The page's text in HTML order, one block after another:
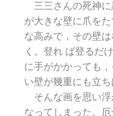
三三さんの死神に
が大きな壁に爪を
な高みで，その壁
く。登れ ば登るだ
に手がかかっても
い壁が幾重にも立ち
そんな画を思い浮
なってしまった。